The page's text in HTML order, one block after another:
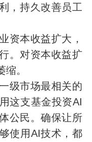
，持久改善员工
资本收益扩大，
。对资本收益扩
。
级市场最相关的
这支基金投资AI
公民。确保让所
使用AI技术，都